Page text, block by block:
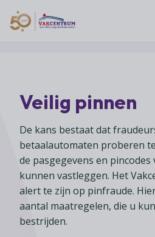
MEERwaarde
Digitalisering
Duurzaamheid
Franchise
Innovatie
Klanten
Branches
Branches overzicht
Supermarkten
Foodspecialiteitenwinkels
Biologische speciaalzaken
Drogisterijen
Advies
Advies overzicht
Bedrijfsjuridisch advies
Bedrijfseconomisch advies
Vakcentrum Expertise
Vakcentrum Expertise
Over Vakcentrum
Veilig pinnen
De kans bestaat dat
betaalautomaten proberen
de pasgegevens en
kunnen vastleggen. Het
alert te zijn op pinfraude.
aantal maatregelen, die u
bestrijden.